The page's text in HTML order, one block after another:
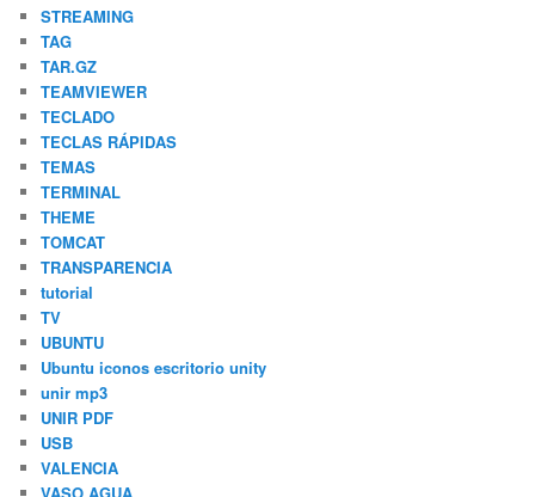
STREAMING
TAG
TAR.GZ
TEAMVIEWER
TECLADO
TECLAS RÁPIDAS
TEMAS
TERMINAL
THEME
TOMCAT
TRANSPARENCIA
tutorial
TV
UBUNTU
Ubuntu iconos escritorio unity
unir mp3
UNIR PDF
USB
VALENCIA